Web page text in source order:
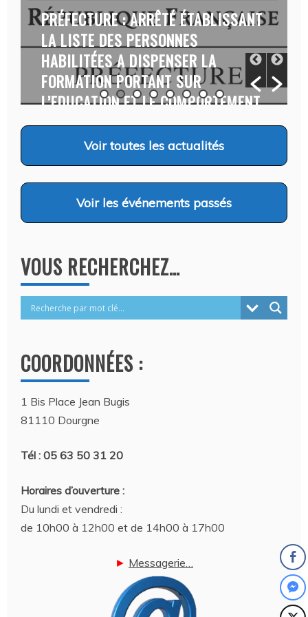
PRÉFECTURE : ARRÊTÉ ÉTABLISSANT
LA LISTE DES PERSONNES
HABILITÉES A DISPENSER LA
FORMATION PORTANT SUR
L’EDUCATION ET LE COMPORTEMENT
CANINS…
Auteur Christel DAUZAT/ 6 août 2026
Voirtoutes les actualités
Voir les événements passés
VOUS RECHERCHEZ…
COORDONNÉES :
1 Bis Place Jean Bugis
81110 Dourgne
Tél : 05 63 50 31 20
Horaires d’ouverture :
Du lundi et vendredi :
de 10h00 à 12h00 et de 14h00 à 17h00
► Messagerie…